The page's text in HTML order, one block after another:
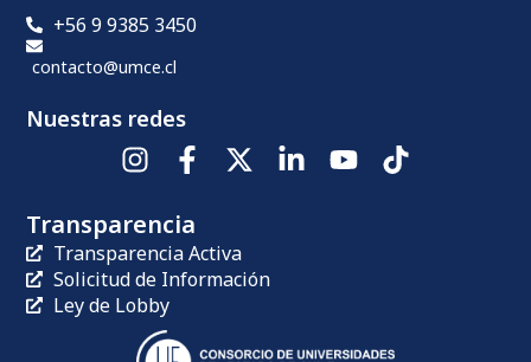
+56 9 9385 3450
contacto@umce.cl
Nuestras redes
Transparencia
Transparencia Activa
Solicitud de Información
Ley de Lobby